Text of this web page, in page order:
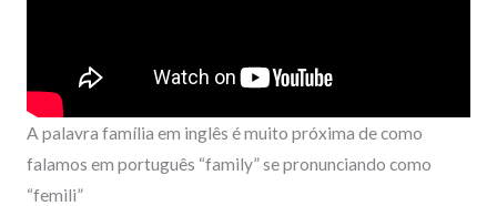
A palavra família em inglês é muito próxima de como
falamos em português “family” se pronunciando como
“femili”